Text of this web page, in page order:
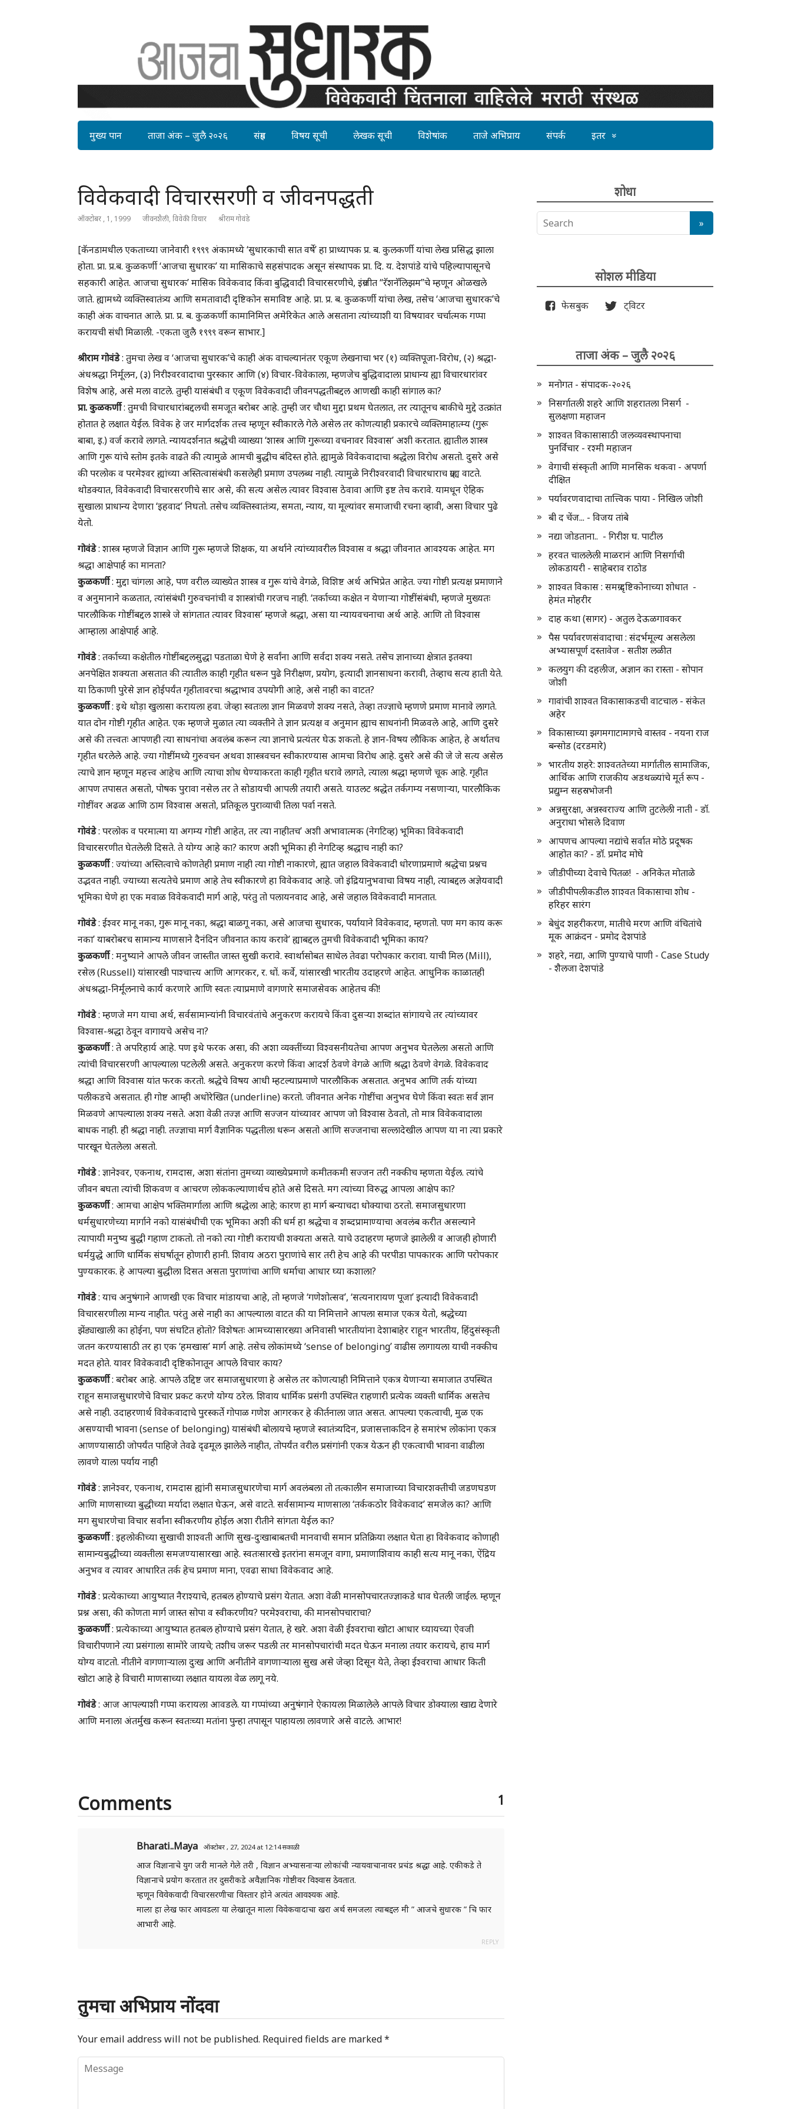
मुख्य पान ताजा अंक – जुलै २०२६ संग्रह विषय सूची लेखक सूची विशेषांक ताजे अभिप्राय संपर्क इतर
विवेकवादी विचारसरणी व जीवनपद्धती
ऑक्टोबर , 1, 1999 जीवनशैली, विवेकी विचार श्रीराम गोवंडे
[कॅनडामधील एकताच्या जानेवारी १९९९ अंकामध्ये ‘सुधारकाची सात वर्षे’ हा प्राध्यापक प्र. ब. कुलकर्णी यांचा लेख प्रसिद्ध झाला
होता. प्रा. प्र.ब. कुळकर्णी ‘आजचा सुधारक’ या मासिकाचे सहसंपादक असून संस्थापक प्रा. दि. य. देशपांडे यांचे पहिल्यापासूनचे
सहकारी आहेत. आजचा सुधारक’ मासिक विवेकवाद किंवा बुद्धिवादी विचारसरणीचे, इंग्रजीत “रॅशनॅलिझम”चे म्हणून ओळखले
जाते. ह्यामध्ये व्यक्तिस्वातंत्र्य आणि समतावादी दृष्टिकोन समाविष्ट आहे. प्रा. प्र. ब. कुळकर्णी यांचा लेख, तसेच ‘आजचा सुधारक’चे
काही अंक वाचनात आले. प्रा. प्र. ब. कुळकर्णी कामानिमित्त अमेरिकेत आले असताना त्यांच्याशी या विषयावर चर्चात्मक गप्पा
करायची संधी मिळाली. -एकता जुलै १९९९ वरून साभार.]
श्रीराम गोवंडे: तुमचा लेख व ‘आजचा सुधारक’चे काही अंक वाचल्यानंतर एकूण लेखनाचा भर (१) व्यक्तिपूजा-विरोध, (२) श्रद्धा-
अंधश्रद्धा निर्मूलन, (३) निरीश्वरवादाचा पुरस्कार आणि (४) विचार-विवेकाला, म्हणजेच बुद्धिवादाला प्राधान्य ह्या विचारधारांवर
विशेष आहे, असे मला वाटले. तुम्ही यासंबंधी व एकूण विवेकवादी जीवनपद्धतीबद्दल आणखी काही सांगाल का?
प्रा. कुळकर्णी: तुमची विचारधारांबद्दलची समजूत बरोबर आहे. तुम्ही जर चौथा मुद्दा प्रथम घेतलात, तर त्यातूनच बाकीचे मुद्दे उत्क्रांत
होतात हे लक्षात येईल. विवेक हे जर मार्गदर्शक तत्त्व म्हणून स्वीकारले गेले असेल तर कोणत्याही प्रकारचे व्यक्तिमाहात्म्य (गुरू
बाबा, इ.) वर्ज करावे लागते. न्यायदर्शनात श्रद्धेची व्याख्या ‘शास्त्र आणि गुरूच्या वचनावर विश्वास’ अशी करतात. ह्यातील शास्त्र
आणि गुरू यांचे स्तोम इतके वाढते की त्यामुळे आमची बुद्धीच बंदिस्त होते. ह्यामुळे विवेकवादाचा श्रद्धेला विरोध असतो. दुसरे असे
की परलोक व परमेश्वर ह्यांच्या अस्तित्वासंबंधी कसलेही प्रमाण उपलब्ध नाही. त्यामुळे निरीश्वरवादी विचारधाराच ग्राह्य वाटते.
थोडक्यात, विवेकवादी विचारसरणीचे सार असे, की सत्य असेल त्यावर विश्वास ठेवावा आणि इष्ट तेच करावे. यामधून ऐहिक
सुखाला प्राधान्य देणारा ‘इहवाद’ निघतो. तसेच व्यक्तिस्वातंत्र्य, समता, न्याय, या मूल्यांवर समाजाची रचना व्हावी, असा विचार पुढे
येतो.
गोवंडे: शास्त्र म्हणजे विज्ञान आणि गुरू म्हणजे शिक्षक, या अर्थाने त्यांच्यावरील विश्वास व श्रद्धा जीवनात आवश्यक आहेत. मग
श्रद्धा आक्षेपार्ह का मानता?
कुळकर्णी: मुद्दा चांगला आहे, पण वरील व्याख्येत शास्त्र व गुरू यांचे वेगळे, विशिष्ट अर्थ अभिप्रेत आहेत. ज्या गोष्टी प्रत्यक्ष प्रमाणाने
व अनुमानाने कळतात, त्यांसंबंधी गुरुवचनांची व शास्त्रांची गरजच नाही. ‘तर्काच्या कक्षेत न येणाऱ्या गोष्टींसंबंधी, म्हणजे मुख्यतः
पारलौकिक गोष्टींबद्दल शास्त्रे जे सांगतात त्यावर विश्वास’ म्हणजे श्रद्धा, असा या न्यायवचनाचा अर्थ आहे. आणि तो विश्वास
आम्हाला आक्षेपार्ह आहे.
गोवंडे: तर्काच्या कक्षेतील गोष्टींबद्दलसुद्धा पडताळा घेणे हे सर्वांना आणि सर्वदा शक्य नसते. तसेच ज्ञानाच्या क्षेत्रात इतक्या
अनपेक्षित शक्यता असतात की त्यातील काही गृहीत धरून पुढे निरीक्षण, प्रयोग, इत्यादी ज्ञानसाधना करावी, तेव्हाच सत्य हाती येते.
या ठिकाणी पुरेसे ज्ञान होईपर्यंत गृहीतावरचा श्रद्धाभाव उपयोगी आहे, असे नाही का वाटत?
कुळकर्णी: इथे थोड़ा खुलासा करायला हवा. जेव्हा स्वतःला ज्ञान मिळवणे शक्य नसते, तेव्हा तज्ज्ञाचे म्हणणे प्रमाण मानावे लागते.
यात दोन गोष्टी गृहीत आहेत. एक म्हणजे मुळात त्या व्यक्तीने ते ज्ञान प्रत्यक्ष व अनुमान ह्याच साधनांनी मिळवले आहे, आणि दुसरे
असे की तत्त्वतः आपणही त्या साधनांचा अवलंब करून त्या ज्ञानाचे प्रत्यंतर घेऊ शकतो. हे ज्ञान-विषय लौकिक आहेत, हे अर्थातच
गृहीत धरलेले आहे. ज्या गोष्टींमध्ये गुरुवचन अथवा शास्त्रवचन स्वीकारण्यास आमचा विरोध आहे. दुसरे असे की जे जे सत्य असेल
त्याचे ज्ञान म्हणून महत्त्व आहेच आणि त्याचा शोध घेण्याकरता काही गृहीत धरावे लागते, त्याला श्रद्धा म्हणणे चूक आहे. गृहीत
आपण तपासत असतो, पोषक पुरावा नसेल तर ते सोडायची आपली तयारी असते. याउलट श्रद्धेत तर्कगम्य नसणाऱ्या, पारलौकिक
गोष्टींवर अढळ आणि ठाम विश्वास असतो, प्रतिकूल पुराव्याची तिला पर्वा नसते.
गोवंडे: परलोक व परमात्मा या अगम्य गोष्टी आहेत, तर त्या नाहीतच’ अशी अभावात्मक (नेगटिव्ह) भूमिका विवेकवादी
विचारसरणीत घेतलेली दिसते. ते योग्य आहे का? कारण अशी भूमिका ही नेगटिव्ह श्रद्धाच नाही का?
कुळकर्णी: ज्यांच्या अस्तित्वाचे कोणतेही प्रमाण नाही त्या गोष्टी नाकारणे, ह्यात जहाल विवेकवादी धोरणाप्रमाणे श्रद्धेचा प्रश्नच
उद्भवत नाही. ज्याच्या सत्यतेचे प्रमाण आहे तेच स्वीकारणे हा विवेकवाद आहे. जो इंद्रियानुभवाचा विषय नाही, त्याबद्दल अज्ञेयवादी
भूमिका घेणे हा एक मवाळ विवेकवादी मार्ग आहे, परंतु तो पलायनवाद आहे, असे जहाल विवेकवादी मानतात.
गोवंडे: ईश्वर मानू नका, गुरू मानू नका, श्रद्धा बाळगू नका, असे आजचा सुधारक, पर्यायाने विवेकवाद, म्हणतो. पण मग काय करू
नका’ याबरोबरच सामान्य माणसाने दैनंदिन जीवनात काय करावे’ ह्याबद्दल तुमची विवेकवादी भूमिका काय?
कुळकर्णी: मनुष्याने आपले जीवन जास्तीत जास्त सुखी करावे. स्वार्थासोबत साधेल तेवढा परोपकार करावा. याची मिल (Mill),
रसेल (Russell) यांसारखी पाश्चात्त्य आणि आगरकर, र. धों. कर्वे, यांसारखी भारतीय उदाहरणे आहेत. आधुनिक काळातही
अंधश्रद्धा-निर्मूलनाचे कार्य करणारे आणि स्वतः त्याप्रमाणे वागणारे समाजसेवक आहेतच की!
गोवंडे: म्हणजे मग याचा अर्थ, सर्वसामान्यांनी विचारवंतांचे अनुकरण करायचे किंवा दुसऱ्या शब्दांत सांगायचे तर त्यांच्यावर
विश्वास-श्रद्धा ठेवून वागायचे असेच ना?
कुळकर्णी: ते अपरिहार्य आहे. पण इथे फरक असा, की अशा व्यक्तींच्या विश्वसनीयतेचा आपण अनुभव घेतलेला असतो आणि
त्यांची विचारसरणी आपल्याला पटलेली असते. अनुकरण करणे किंवा आदर्श ठेवणे वेगळे आणि श्रद्धा ठेवणे वेगळे. विवेकवाद
श्रद्धा आणि विश्वास यांत फरक करतो. श्रद्धेचे विषय आधी म्हटल्याप्रमाणे पारलौकिक असतात. अनुभव आणि तर्क यांच्या
पलीकडचे असतात. ही गोष्ट आम्ही अधोरेखित (underline) करतो. जीवनात अनेक गोष्टींचा अनुभव घेणे किंवा स्वतः सर्व ज्ञान
मिळवणे आपल्याला शक्य नसते. अशा वेळी तज्ज्ञ आणि सज्जन यांच्यावर आपण जो विश्वास ठेवतो, तो मात्र विवेकवादाला
बाधक नाही. ही श्रद्धा नाही. तज्ज्ञाचा मार्ग वैज्ञानिक पद्धतीला धरून असतो आणि सज्जनाचा सल्लादेखील आपण या ना त्या प्रकारे
पारखून घेतलेला असतो.
गोवंडे: ज्ञानेश्वर, एकनाथ, रामदास, अशा संतांना तुमच्या व्याख्येप्रमाणे कमीतकमी सज्जन तरी नक्कीच म्हणता येईल. त्यांचे
जीवन बघता त्यांची शिकवण व आचरण लोककल्याणार्थच होते असे दिसते. मग त्यांच्या विरुद्ध आपला आक्षेप का?
कुळकर्णी: आमचा आक्षेप भक्तिमार्गाला आणि श्रद्धेला आहे; कारण हा मार्ग बन्याचदा धोक्याचा ठरतो. समाजसुधारणा
धर्मसुधारणेच्या मार्गाने नको यासंबंधीची एक भूमिका अशी की धर्म हा श्रद्धेचा व शब्दप्रामाण्याचा अवलंब करीत असल्याने
त्यापायी मनुष्य बुद्धी गहाण टाकतो. तो नको त्या गोष्टी करायची शक्यता असते. याचे उदाहरण म्हणजे झालेली व आजही होणारी
धर्मयुद्धे आणि धार्मिक संघर्षातून होणारी हानी. शिवाय अठरा पुराणांचे सार तरी हेच आहे की परपीडा पापकारक आणि परोपकार
पुण्यकारक. हे आपल्या बुद्धीला दिसत असता पुराणांचा आणि धर्माचा आधार घ्या कशाला?
गोवंडे: याच अनुषंगाने आणखी एक विचार मांडायचा आहे, तो म्हणजे ‘गणेशोत्सव’, ‘सत्यनारायण पूजा’ इत्यादी विवेकवादी
विचारसरणीला मान्य नाहीत. परंतु असे नाही का आपल्याला वाटत की या निमित्ताने आपला समाज एकत्र येतो, श्रद्धेच्या
झेंड्याखाली का होईना, पण संघटित होतो? विशेषतः आमच्यासारख्या अनिवासी भारतीयांना देशाबाहेर राहून भारतीय, हिंदुसंस्कृती
जतन करण्यासाठी तर हा एक ‘हमखास’ मार्ग आहे. तसेच लोकांमध्ये ‘sense of belonging’ वाढीस लागायला याची नक्कीच
मदत होते. यावर विवेकवादी दृष्टिकोनातून आपले विचार काय?
कुळकर्णी: बरोबर आहे. आपले उद्दिष्ट जर समाजसुधारणा हे असेल तर कोणत्याही निमित्ताने एकत्र येणाऱ्या समाजात उपस्थित
राहून समाजसुधारणेचे विचार प्रकट करणे योग्य ठरेल. शिवाय धार्मिक प्रसंगी उपस्थित राहणारी प्रत्येक व्यक्ती धार्मिक असतेच
असे नाही. उदाहरणार्थ विवेकवादाचे पुरस्कर्ते गोपाळ गणेश आगरकर हे कीर्तनाला जात असत. आपल्या एकत्वाची, मुळ एक
असण्याची भावना (sense of belonging) यासंबंधी बोलायचे म्हणजे स्वातंत्र्यदिन, प्रजासत्ताकदिन हे समारंभ लोकांना एकत्र
आणण्यासाठी जोपर्यंत पाहिजे तेवढे दृढमूल झालेले नाहीत, तोपर्यंत वरील प्रसंगांनी एकत्र येऊन ही एकत्वाची भावना वाढीला
लावणे याला पर्याय नाही
गोवंडे: ज्ञानेश्वर, एकनाथ, रामदास ह्यांनी समाजसुधारणेचा मार्ग अवलंबला तो तत्कालीन समाजाच्या विचारशक्तीची जडणघडण
आणि माणसाच्या बुद्धीच्या मर्यादा लक्षात घेऊन, असे वाटते. सर्वसामान्य माणसाला ‘तर्ककठोर विवेकवाद’ समजेल का? आणि
मग सुधारणेचा विचार सर्वांना स्वीकरणीय होईल अशा रीतीने सांगता येईल का?
कुळकर्णी: इहलोकीच्या सुखाची शाश्वती आणि सुख-दुःखाबाबतची मानवाची समान प्रतिक्रिया लक्षात घेता हा विवेकवाद कोणाही
सामान्यबुद्धीच्या व्यक्तीला समजण्यासारखा आहे. स्वतःसारखे इतरांना समजून वागा, प्रमाणाशिवाय काही सत्य मानू नका, ऐंद्रिय
अनुभव व त्यावर आधारित तर्क हेच प्रमाण माना, एवढा साधा विवेकवाद आहे.
गोवंडे: प्रत्येकाच्या आयुष्यात नैराश्याचे, हतबल होण्याचे प्रसंग येतात. अशा वेळी मानसोपचारतज्ज्ञाकडे धाव घेतली जाईल. म्हणून
प्रश्न असा, की कोणता मार्ग जास्त सोपा व स्वीकरणीय? परमेश्वराचा, की मानसोपचाराचा?
कुळकर्णी: प्रत्येकाच्या आयुष्यात हतबल होण्याचे प्रसंग येतात, हे खरे. अशा वेळी ईश्वराचा खोटा आधार घ्यायच्या ऐवजी
विचारीपणाने त्या प्रसंगाला सामोरे जायचे; तशीच जरूर पडली तर मानसोपचारांची मदत घेऊन मनाला तयार करायचे, हाच मार्ग
योग्य वाटतो. नीतीने वागणाऱ्याला दुःख आणि अनीतीने वागणाऱ्याला सुख असे जेव्हा दिसून येते, तेव्हा ईश्वराचा आधार किती
खोटा आहे हे विचारी माणसाच्या लक्षात यायला वेळ लागू नये.
गोवंडे: आज आपल्याशी गप्पा करायला आवडले. या गप्पांच्या अनुषंगाने ऐकायला मिळालेले आपले विचार डोक्याला खाद्य देणारे
आणि मनाला अंतर्मुख करून स्वतःच्या मतांना पुन्हा तपासून पाहायला लावणारे असे वाटले. आभार!
Comments 1
Bharati..Maya ऑक्टोबर , 27, 2024 at 12:14 सकाळी
आज विज्ञानाचे युग जरी मानले गेले तरी , विज्ञान अभ्यासनाऱ्या लोकांची न्यायवाचानावर प्रचंड श्रद्धा आहे. एकीकडे ते
विज्ञानाचे प्रयोग करतात तर दुसरीकडे अवैज्ञानिक गोष्टीवर विश्वास ठेवतात.
म्हणून विवेकवादी विचारसरणीचा विस्तार होने अत्यंत आवश्यक आहे.
माला हा लेख फार आवडला या लेखातून माला विवेकवादाचा खरा अर्थ समजला त्याबद्दल मी ” आजचे सुधारक ” चि फार
आभारी आहे.
REPLY
तुमचा अभिप्राय नोंदवा
Your email address will not be published. Required fields are marked*
शोधा
सोशल मीडिया
फेसबुक ट्विटर
ताजा अंक – जुलै २०२६
मनोगत - संपादक-२०२६
निसर्गातली शहरे आणि शहरातला निसर्ग -
सुलक्षणा महाजन
शाश्वत विकासासाठी जलव्यवस्थापनाचा
पुनर्विचार - रश्मी महाजन
वेगाची संस्कृती आणि मानसिक थकवा - अपर्णा
दीक्षित
पर्यावरणवादाचा तात्त्विक पाया - निखिल जोशी
बी द चेंज... - विजय तांबे
नद्या जोडताना.. - गिरीश घ. पाटील
हरवत चाललेली माळरानं आणि निसर्गाची
लोकडायरी - साहेबराव राठोड
शाश्वत विकास : समग्र दृष्टिकोनाच्या शोधात -
हेमंत मोहरीर
दाह कथा (सागर) - अतुल देऊळगावकर
पैस पर्यावरणसंवादाचा : संदर्भमूल्य असलेला
अभ्यासपूर्ण दस्तावेज - सतीश लळीत
कलयुग की दहलीज, अज्ञान का रास्ता - सोपान
जोशी
गावांची शाश्वत विकासाकडची वाटचाल - संकेत
अहेर
विकासाच्या झगमगाटामागचे वास्तव - नयना राज
बन्सोड (दरडमारे)
भारतीय शहरे: शाश्वततेच्या मार्गातील सामाजिक,
आर्थिक आणि राजकीय अडथळ्यांचे मूर्त रूप -
प्रद्युम्न सहस्रभोजनी
अन्नसुरक्षा, अन्नस्वराज्य आणि तुटलेली नाती - डॉ.
अनुराधा भोसले दिवाण
आपणच आपल्या नद्यांचे सर्वात मोठे प्रदूषक
आहोत का? - डॉ. प्रमोद मोघे
जीडीपीच्या देवाचे पितळ! - अनिकेत मोताळे
जीडीपीपलीकडील शाश्वत विकासाचा शोध -
हरिहर सारंग
बेधुंद शहरीकरण, मातीचे मरण आणि वंचितांचे
मूक आक्रंदन - प्रमोद देशपांडे
शहरे, नद्या, आणि पुण्याचे पाणी - Case Study
- शैलजा देशपांडे